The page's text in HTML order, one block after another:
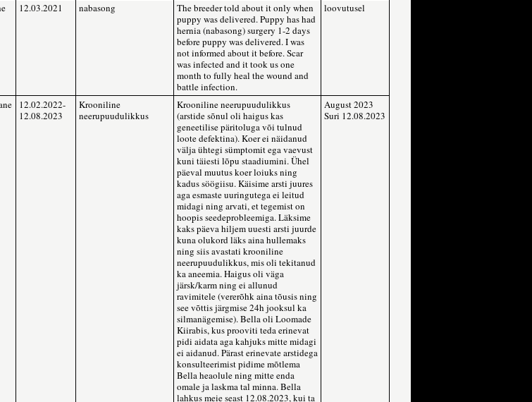
12.03.2021 nabasong
The breeder told about it only when
puppy was delivered. Puppy has had
hernia (nabasong) surgery 1-2 days
before puppy was delivered. I was
not informed about it before. Scar
was infected and it took us one
month to fully heal the wound and
battle infection.
loovutusel
12.02.2022-
12.08.2023
Krooniline
neerupuudulikkus
Krooniline neerupuudulikkus
(arstide sõnul oli haigus kas
geneetilise päritoluga või tulnud
loote defektina). Koer ei näidanud
välja ühtegi sümptomit ega vaevust
kuni täiesti lõpu staadiumini. Ühel
päeval muutus koer loiuks ning
kadus söögiisu. Käisime arsti juures
aga esmaste uuringutega ei leitud
midagi ning arvati, et tegemist on
hoopis seedeprobleemiga. Läksime
kaks päeva hiljem uuesti arsti juurde
kuna olukord läks aina hullemaks
ning siis avastati krooniline
neerupuudulikkus, mis oli tekitanud
ka aneemia. Haigus oli väga
järsk/karm ning ei allunud
ravimitele (vererõhk aina tõusis ning
see võttis järgmise 24h jooksul ka
silmanägemise). Bella oli Loomade
Kiirabis, kus prooviti teda erinevat
pidi aidata aga kahjuks mitte midagi
ei aidanud. Pärast erinevate arstidega
konsulteerimist pidime mõtlema
Bella heaolule ning mitte enda
omale ja laskma tal minna. Bella
lahkus meie seast 12.08.2023, kui ta
August 2023
Suri 12.08.2023